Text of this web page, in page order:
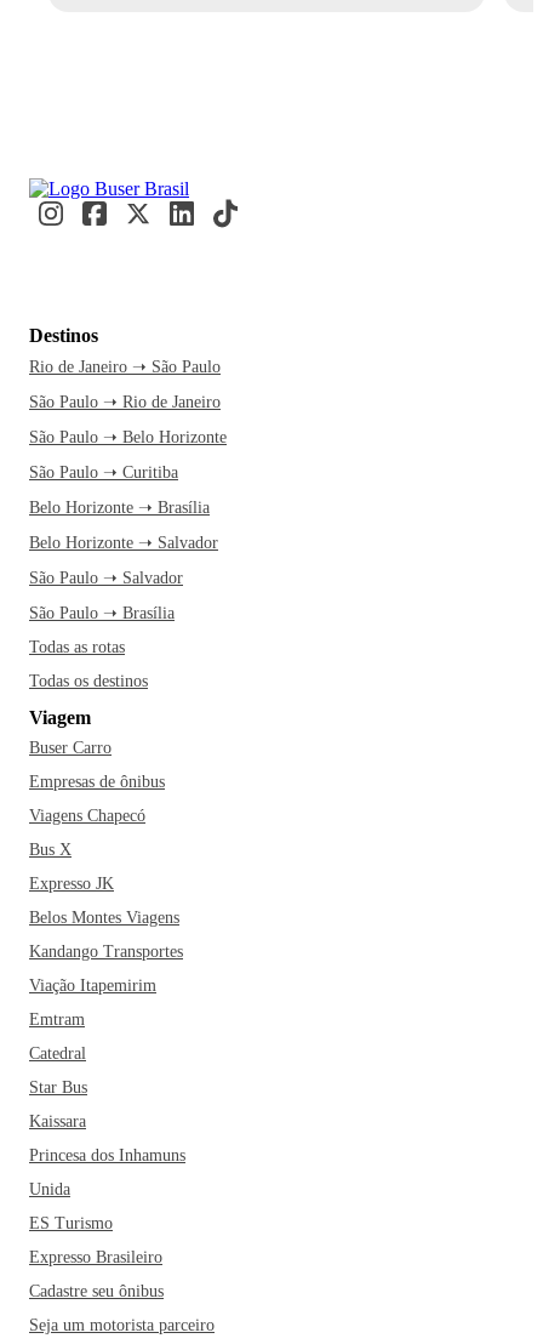
Destinos
Rio de Janeiro ➝ São Paulo
São Paulo ➝ Rio de Janeiro
São Paulo ➝ Belo Horizonte
São Paulo ➝ Curitiba
Belo Horizonte ➝ Brasília
Belo Horizonte ➝ Salvador
São Paulo ➝ Salvador
São Paulo ➝ Brasília
Todas as rotas
Todas os destinos
Viagem
Buser Carro
Empresas de ônibus
Viagens Chapecó
Bus X
Expresso JK
Belos Montes Viagens
Kandango Transportes
Viação Itapemirim
Emtram
Catedral
Star Bus
Kaissara
Princesa dos Inhamuns
Unida
ES Turismo
Expresso Brasileiro
Cadastre seu ônibus
Seja um motorista parceiro